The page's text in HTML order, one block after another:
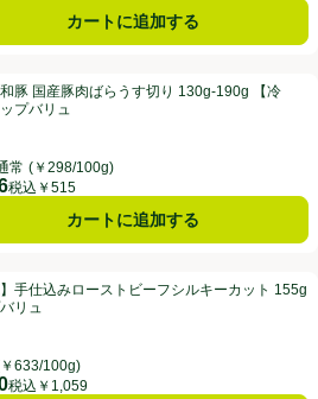
カートに追加する
り 130g-190g 【冷蔵】トップバリュ
5.0点。
豚 国産豚肉ばらうす切り 130g-190g 【冷
プバリュ
常 (￥298/100g)
税込￥515
カートに追加する
フシルキーカット 155g トップバリュ
4.5点。
】手仕込みローストビーフシルキーカット 155g
リュ
633/100g)
税込￥1,059